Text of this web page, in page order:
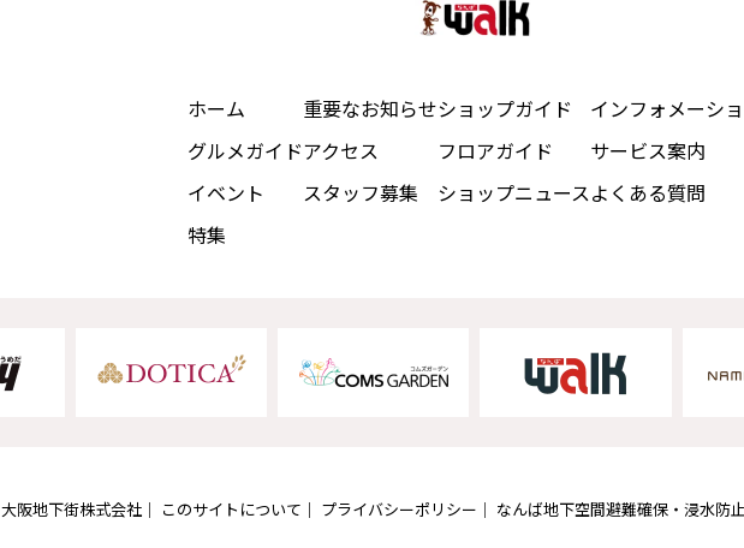
ホーム
グルメガイド
イベント
特集
重要なお知らせ
アクセス
スタッフ募集
ショップガイド
フロアガイド
ショップニュース
インフォメーシ
サービス案内
よくある質問
大阪地下街株式会社 このサイトについて プライバシーポリシー なんば地下空間避難確保・浸水防